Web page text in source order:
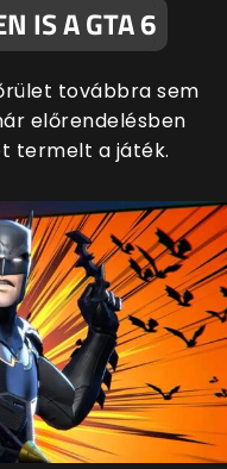
IS A GTA 6
továbbra sem
előrendelésben
termelt a játék.